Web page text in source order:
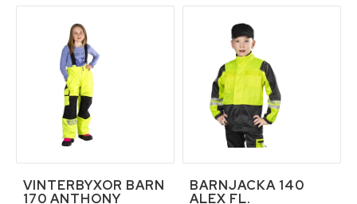
VINTERBYXOR BARN
170 ANTHONY
BARNJACKA 140
ALEX FL.